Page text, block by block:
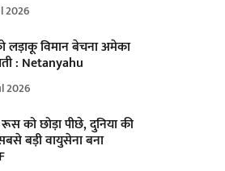
2026
लड़ाकू विमान बेचना अमेका
: Netanyahu
2026
को छोड़ा पीछे, दुनिया की
बड़ी वायुसेना बना